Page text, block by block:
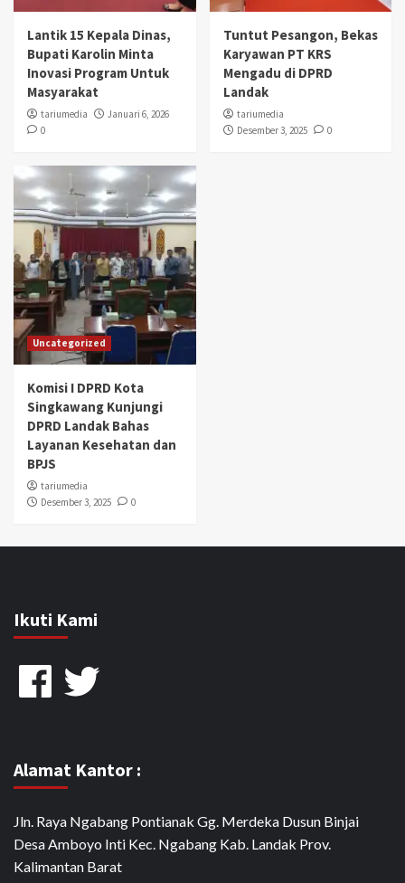
Lantik 15 Kepala Dinas,
Bupati Karolin Minta
Inovasi Program Untuk
Masyarakat
tariumedia
Januari 6, 2026
0
Tuntut Pesangon, Bekas
Karyawan PT KRS
Mengadu di DPRD
Landak
tariumedia
Desember 3, 2025
0
Uncategorized
Komisi I DPRD Kota
Singkawang Kunjungi
DPRD Landak Bahas
Layanan Kesehatan dan
BPJS
tariumedia
Desember 3, 2025
0
Ikuti Kami
FacebookTwitter
Alamat Kantor :
Jln. Raya Ngabang Pontianak Gg. Merdeka Dusun Binjai
Desa Amboyo Inti Kec. Ngabang Kab. Landak Prov.
Kalimantan Barat